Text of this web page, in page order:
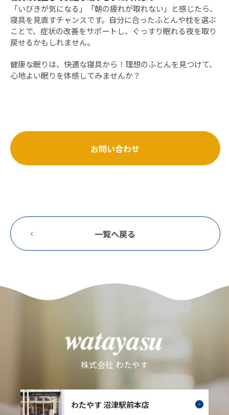
「いびきが気になる」「朝の疲れが取れない」と感じたら、
寝具を見直すチャンスです。自分に合ったふとんや枕を選ぶ
ことで、症状の改善をサポートし、ぐっすり眠れる夜を取り
戻せるかもしれません。
健康な眠りは、快適な寝具から！理想のふとんを見つけて、
心地よい眠りを体感してみませんか？
お問い合わせ
一覧へ戻る
株式会社 わたやす
わたやす 沼津駅前本店